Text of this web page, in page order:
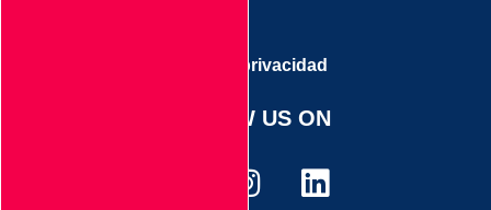
Aviso de privacidad
FOLLOW US ON